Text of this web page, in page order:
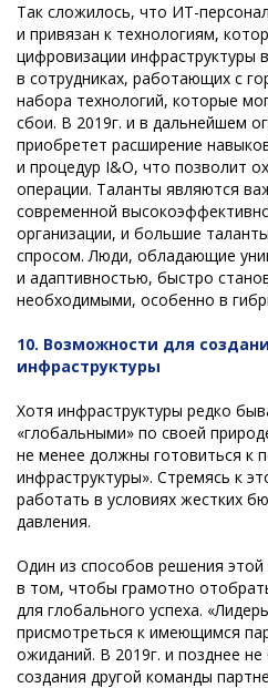
Так сложилось, что ИТ-
и привязан к технологиям,
цифровизации инфраструктуры
в сотрудниках, работающих с
набора технологий, которые
сбои. В 2019г. и в дальнейшем
приобретет расширение
и процедур I&O, что позволит
операции. Таланты являются
современной
организации, и большие
спросом. Люди, обладающие
и адаптивностью, быстро
необходимыми, особенно в
10. Возможности для
инфраструктуры
Хотя инфраструктуры редко
«глобальными» по своей
не менее должны готовиться к
инфраструктуры». Стремясь к
работать в условиях жестких
давления.
Один из способов решения
в том, чтобы грамотно
для глобального успеха.
присмотреться к имеющимся
ожиданий. В 2019г. и позднее
создания другой команды